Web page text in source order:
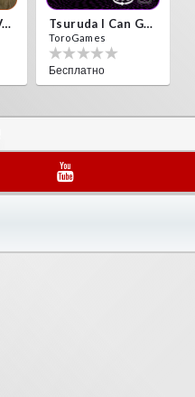
New Bom Bom Vr SBS 2020 Tsuruda I Can Get Really Crazy
ToroGames
Бесплатно